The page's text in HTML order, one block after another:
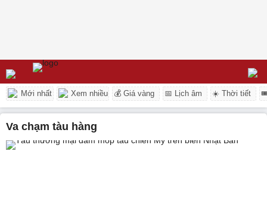
Mới nhất Xem nhiều 💰 Giá vàng 📅 Lịch âm ☀️ Thời tiết
va chạm tàu hàng